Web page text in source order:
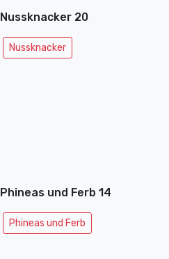
Nussknacker 20
Nussknacker
Phineas und Ferb 14
Phineas und Ferb